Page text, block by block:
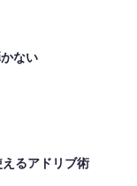
ない
えるアドリブ術